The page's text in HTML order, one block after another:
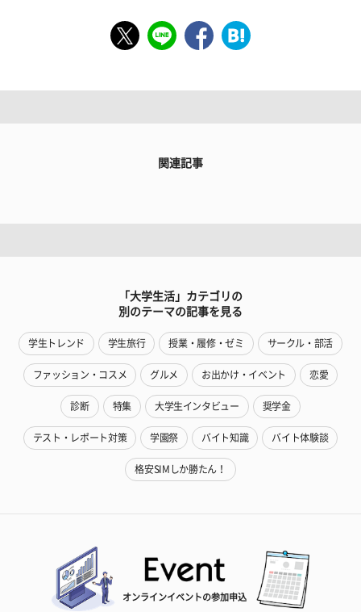
関連記事
「大学生活」カテゴリの
別のテーマの記事を見る
学生トレンド 学生旅行 授業・履修・ゼミ サークル・部活
ファッション・コスメ グルメ お出かけ・イベント 恋愛
診断 特集 大学生インタビュー 奨学金
テスト・レポート対策 学園祭 バイト知識 バイト体験談
格安SIMしか勝たん！
オンラインイベントの参加申込